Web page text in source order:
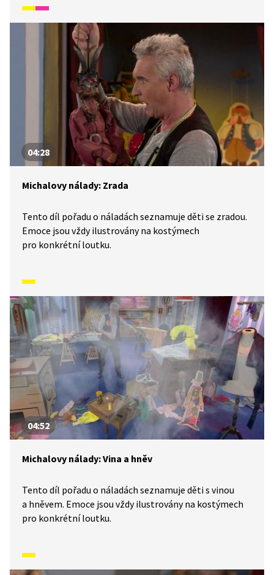
04:28
Michalovy nálady: Zrada
Tento díl pořadu o náladách seznamuje děti se zradou.
Emoce jsou vždy ilustrovány na kostýmech
pro konkrétní loutku.
04:52
Michalovy nálady: Vina a hněv
Tento díl pořadu o náladách seznamuje děti s vinou
a hněvem. Emoce jsou vždy ilustrovány na kostýmech
pro konkrétní loutku.